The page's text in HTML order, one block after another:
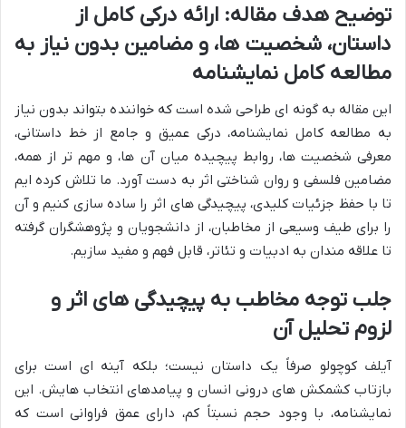
توضیح هدف مقاله: ارائه درکی کامل از
داستان، شخصیت ها، و مضامین بدون نیاز به
مطالعه کامل نمایشنامه
این مقاله به گونه ای طراحی شده است که خواننده بتواند بدون نیاز
به مطالعه کامل نمایشنامه، درکی عمیق و جامع از خط داستانی،
معرفی شخصیت ها، روابط پیچیده میان آن ها، و مهم تر از همه،
مضامین فلسفی و روان شناختی اثر به دست آورد. ما تلاش کرده ایم
تا با حفظ جزئیات کلیدی، پیچیدگی های اثر را ساده سازی کنیم و آن
را برای طیف وسیعی از مخاطبان، از دانشجویان و پژوهشگران گرفته
تا علاقه مندان به ادبیات و تئاتر، قابل فهم و مفید سازیم.
جلب توجه مخاطب به پیچیدگی های اثر و
لزوم تحلیل آن
آیلف کوچولو صرفاً یک داستان نیست؛ بلکه آینه ای است برای
بازتاب کشمکش های درونی انسان و پیامدهای انتخاب هایش. این
نمایشنامه، با وجود حجم نسبتاً کم، دارای عمق فراوانی است که